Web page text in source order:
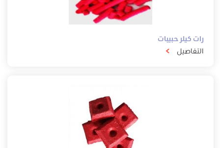
رات كيلر حبيبات
التفاصيل